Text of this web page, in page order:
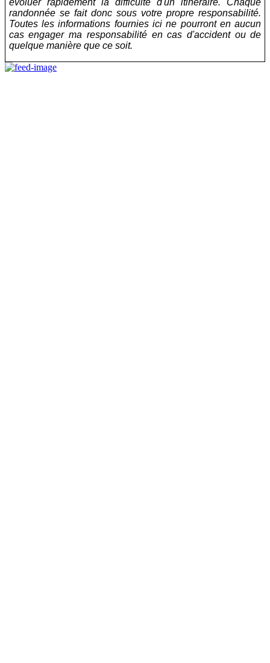
randonnée se fait donc sous votre propre responsabilité.
Toutes les informations fournies ici ne pourront en aucun
cas engager ma responsabilité en cas d'accident ou de
quelque manière que ce soit.